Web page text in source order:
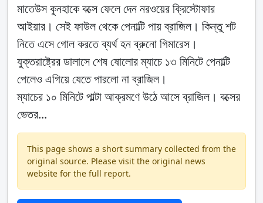
মাতেউস কুনহাকে বক্সে ফেলে দেন নরওয়ের ক্রিস্টোফার
আইয়ার। সেই ফাউল থেকে পেনাল্টি পায় ব্রাজিল। কিন্তু শট
নিতে এসে গোল করতে ব্যর্থ হন ব্রুনো গিমারেস।
যুক্তরাষ্ট্রের ডালাসে শেষ ষোলোর ম্যাচে ১৩ মিনিটে পেনাল্টি
পেলেও এগিয়ে যেতে পারলো না ব্রাজিল।
ম্যাচের ১০ মিনিটে পাল্টা আক্রমণে উঠে আসে ব্রাজিল। বক্সের
ভেতর...
This page shows a short summary collected from the
original source. Please visit the original news
website for the full report.